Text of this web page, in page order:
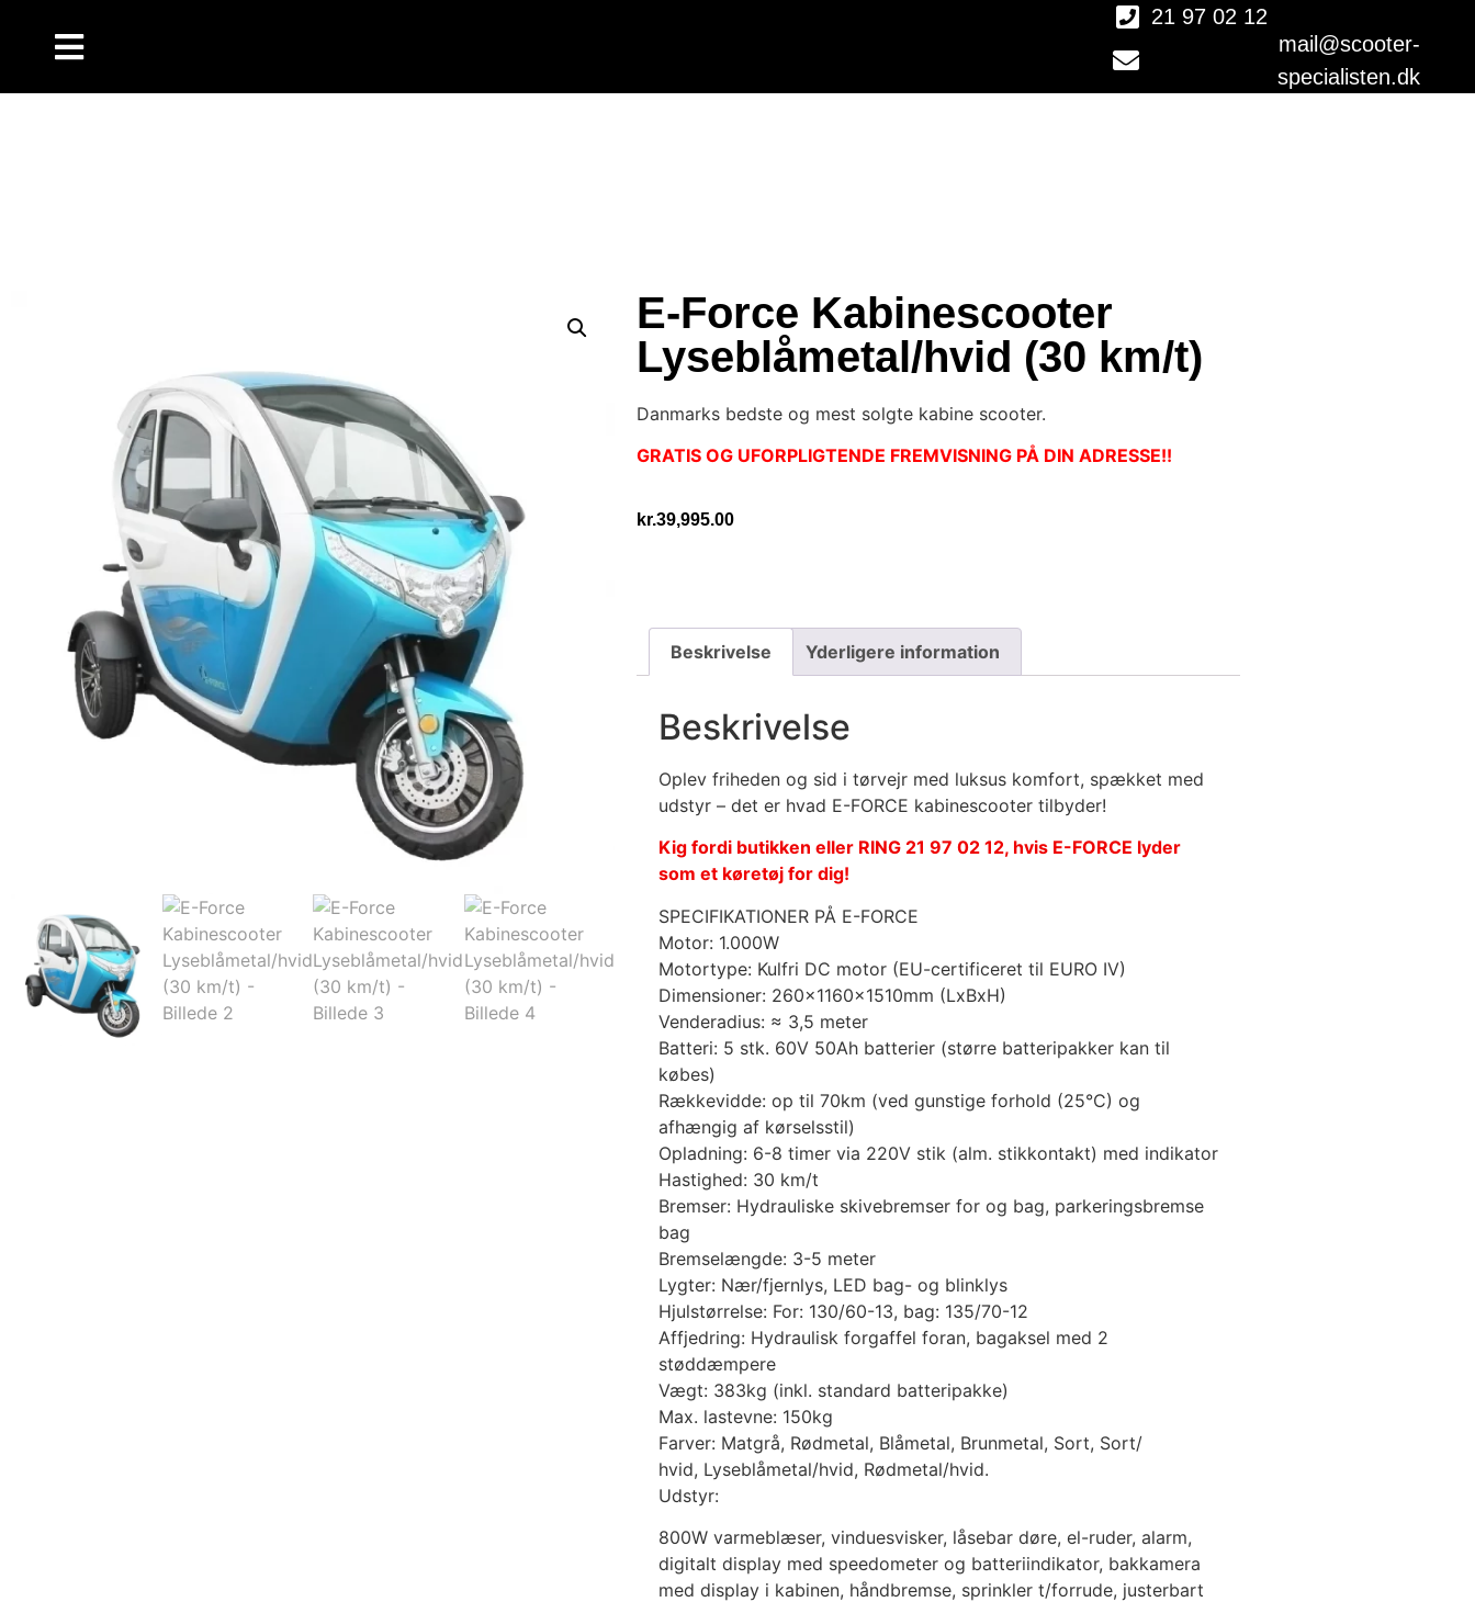
21 97 02 12
mail@scooter-
specialisten.dk
E-Force Kabinescooter
Lyseblåmetal/hvid (30 km/t)
Danmarks bedste og mest solgte kabine scooter.
GRATIS OG UFORPLIGTENDE FREMVISNING PÅ DIN ADRESSE!!
kr.39,995.00
Beskrivelse Yderligere information
Beskrivelse
Oplev friheden og sid i tørvejr med luksus komfort, spækket med
udstyr – det er hvad E-FORCE kabinescooter tilbyder!
Kig fordi butikken eller RING 21 97 02 12, hvis E-FORCE lyder
som et køretøj for dig!
SPECIFIKATIONER PÅ E-FORCE
Motor: 1.000W
Motortype: Kulfri DC motor (EU-certificeret til EURO IV)
Dimensioner: 260x1160x1510mm (LxBxH)
Venderadius: ≈ 3,5 meter
Batteri: 5 stk. 60V 50Ah batterier (større batteripakker kan til
købes)
Rækkevidde: op til 70km (ved gunstige forhold (25°C) og
afhængig af kørselsstil)
Opladning: 6-8 timer via 220V stik (alm. stikkontakt) med indikator
Hastighed: 30 km/t
Bremser: Hydrauliske skivebremser for og bag, parkeringsbremse
bag
Bremselængde: 3-5 meter
Lygter: Nær/fjernlys, LED bag- og blinklys
Hjulstørrelse: For: 130/60-13, bag: 135/70-12
Affjedring: Hydraulisk forgaffel foran, bagaksel med 2
støddæmpere
Vægt: 383kg (inkl. standard batteripakke)
Max. lastevne: 150kg
Farver: Matgrå, Rødmetal, Blåmetal, Brunmetal, Sort, Sort/
hvid, Lyseblåmetal/hvid, Rødmetal/hvid.
Udstyr:
800W varmeblæser, vinduesvisker, låsebar døre, el-ruder, alarm,
digitalt display med speedometer og batteriindikator, bakkamera
med display i kabinen, håndbremse, sprinkler t/forrude, justerbart